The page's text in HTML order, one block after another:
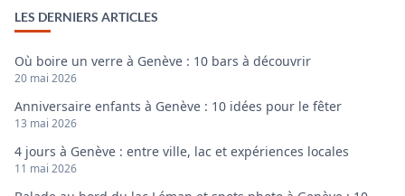
LES DERNIERS ARTICLES
Où boire un verre à Genève : 10 bars à découvrir
20 mai 2026
Anniversaire enfants à Genève : 10 idées pour le fêter
13 mai 2026
4 jours à Genève : entre ville, lac et expériences locales
11 mai 2026